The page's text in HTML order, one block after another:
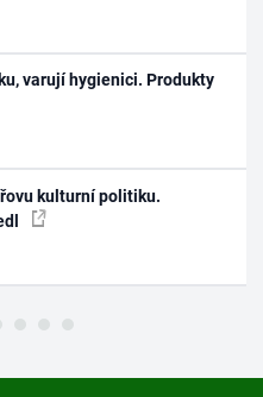
varují hygienici. Produkty
kulturní politiku.